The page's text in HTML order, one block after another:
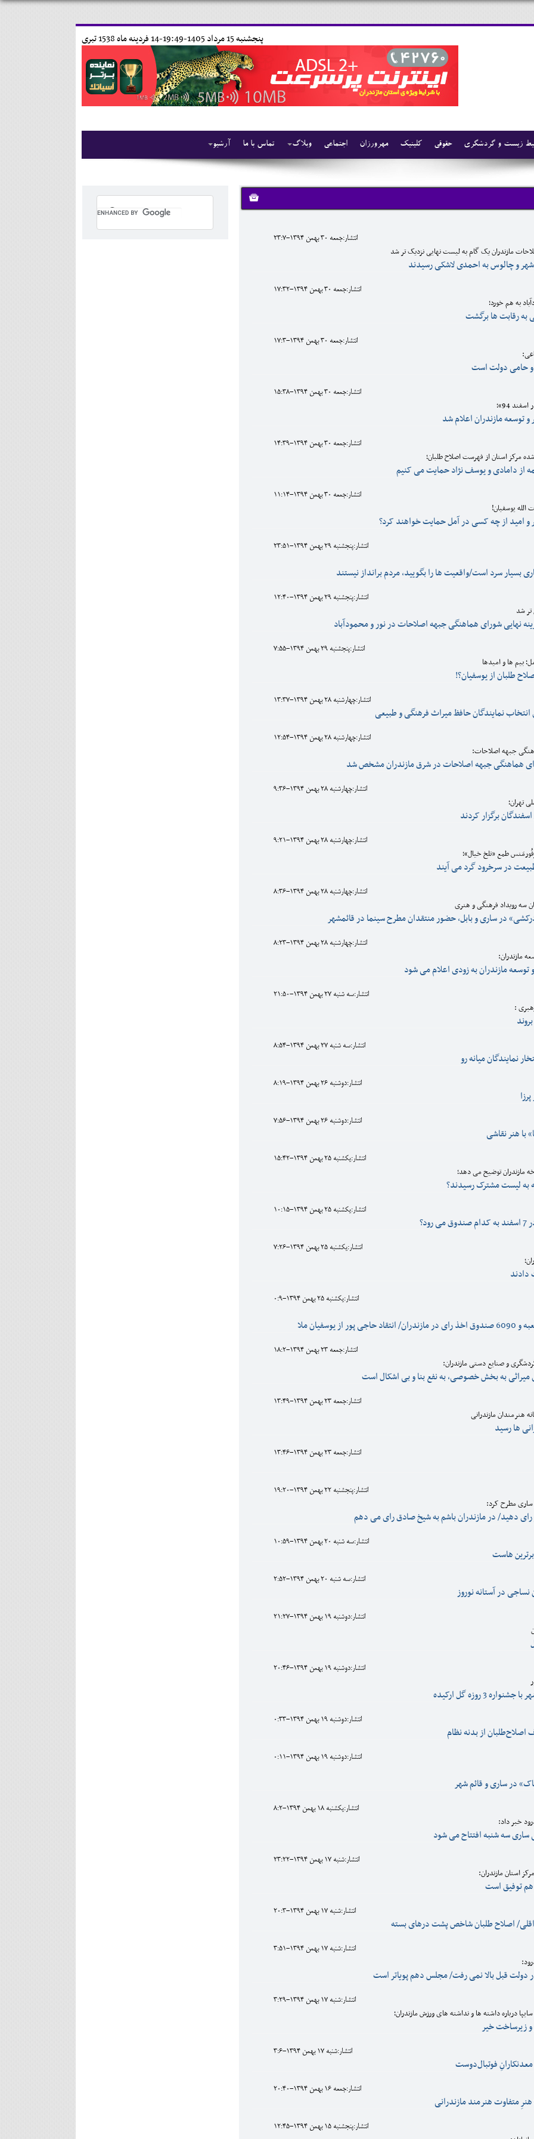
14 فردينه ماه 1538 تبری پنجشنبه 15 مرداد 1405-19:49-
آرشیو تماس با ما وبلاگ اجتماعی مهرورزان کلینیک حقوقی زیست و گردشگری
انتشار:جمعه 30 بهمن 1394-23:7
مازندران یک گام به لیست نهایی نزدیک تر شد
و چالوس به احمدی لاشکی رسیدند
انتشار:جمعه 30 بهمن 1394-17:32
به هم خورد؛
به رقابت ها برگشت
انتشار:جمعه 30 بهمن 1394-17:3
حامی دولت است
انتشار:جمعه 30 بهمن 1394-15:38
توسعه مازندران اعلام شد
انتشار:جمعه 30 بهمن 1394-14:39
مرکز استان از فهرست اصلاح طلبان؛
از دامادی و یوسف نژاد حمایت می کنیم
انتشار:جمعه 30 بهمن 1394-11:14
یوسفیان!
و امید از چه کسی در آمل حمایت خواهند کرد؟
انتشار:پنجشنبه 29 بهمن 1394-23:51
بسیار سرد است/واقعیت ها را بگویید، مردم برانداز نیستند
انتشار:پنجشنبه 29 بهمن 1394-12:40
شد
نهایی شورای هماهنگی جبهه اصلاحات در نور و محمودآباد
انتشار:پنجشنبه 29 بهمن 1394-7:55
بیم ها و امیدها
طلبان از یوسفیان؟!
انتشار:چهارشنبه 28 بهمن 1394-13:37
نمایندگان حافظ میراث فرهنگی و طبیعی
انتشار:چهارشنبه 28 بهمن 1394-12:54
جبهه اصلاحات:
هماهنگی جبهه اصلاحات در شرق مازندران مشخص شد
انتشار:چهارشنبه 28 بهمن 1394-9:36
تهران؛
برگزار کردند
انتشار:چهارشنبه 28 بهمن 1394-9:21
در سرخرود گرد می آیند
انتشار:چهارشنبه 28 بهمن 1394-8:36
سه رویداد فرهنگی و هنری
در ساری و بابل، حضور منتقدان مطرح سینما در قائمشهر
انتشار:چهارشنبه 28 بهمن 1394-8:23
مازندران:
توسعه مازندران به زودی اعلام می شود
انتشار:سه شنبه 27 بهمن 1394-21:50
:
انتشار:سه شنبه 27 بهمن 1394-8:54
نمایندگان میانه رو
انتشار:دوشنبه 26 بهمن 1394-8:19
انتشار:دوشنبه 26 بهمن 1394-7:56
با هنر نقاشی
انتشار:يکشنبه 25 بهمن 1394-15:42
مازندران توضیح می دهد؛
به لیست مشترک رسیدند؟
انتشار:يکشنبه 25 بهمن 1394-10:15
انتشار:يکشنبه 25 بهمن 1394-7:26
دادند
انتشار:يکشنبه 25 بهمن 1394-0:9
انتشار:جمعه 23 بهمن 1394-18:2
و صنایع دستی مازندران:
میراثی به بخش خصوصی، به نفع بنا و بی اشکال است
انتشار:جمعه 23 بهمن 1394-13:49
هنرمندان مازندرانی
انتشار:جمعه 23 بهمن 1394-13:46
انتشار:پنجشنبه 22 بهمن 1394-19:20
ساری مطرح کرد:
انتشار:سه شنبه 20 بهمن 1394-10:59
هاست
انتشار:سه شنبه 20 بهمن 1394-2:52
در آستانه نوروز
انتشار:دوشنبه 19 بهمن 1394-21:27
انتشار:دوشنبه 19 بهمن 1394-20:46
3 روزه گل ارکیده
انتشار:دوشنبه 19 بهمن 1394-0:33
از بدنه نظام
انتشار:دوشنبه 19 بهمن 1394-0:11
در ساری و قائم شهر
انتشار:يکشنبه 18 بهمن 1394-8:2
خبر داد:
ساری سه شنبه افتتاح می شود
انتشار:شنبه 17 بهمن 1394-23:22
استان مازندران:
هم توفیق است
انتشار:شنبه 17 بهمن 1394-20:3
اصلاح طلبان شاخص پشت درهای بسته
انتشار:شنبه 17 بهمن 1394-3:51
دولت قبل بالا نمی رفت/ مجلس دهم پویاتر است
انتشار:شنبه 17 بهمن 1394-3:29
درباره داشته ها و نداشته های ورزش مازندران؛
و زیرساخت خیر
انتشار:شنبه 17 بهمن 1394-3:6
فوتبال‌دوست
انتشار:جمعه 16 بهمن 1394-20:40
هنرِ متفاوت هنرمند مازندرانی
انتشار:پنجشنبه 15 بهمن 1394-12:45